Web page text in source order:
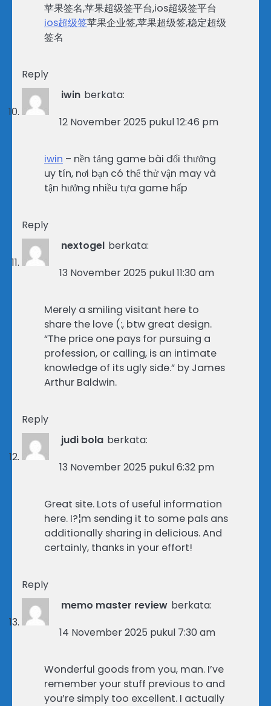
苹果签名,苹果超级签平台,ios超级签平台
ios超级签苹果企业签,苹果超级签,稳定超级
签名
Reply
iwin berkata:
12 November 2025 pukul 12:46 pm
iwin – nền tảng game bài đổi thưởng
uy tín, nơi bạn có thể thử vận may và
tận hưởng nhiều tựa game hấp
Reply
nextogel berkata:
13 November 2025 pukul 11:30 am
Merely a smiling visitant here to
share the love (:, btw great design.
“The price one pays for pursuing a
profession, or calling, is an intimate
knowledge of its ugly side.” by James
Arthur Baldwin.
Reply
judi bola berkata:
13 November 2025 pukul 6:32 pm
Great site. Lots of useful information
here. I?¦m sending it to some pals ans
additionally sharing in delicious. And
certainly, thanks in your effort!
Reply
memo master review berkata:
14 November 2025 pukul 7:30 am
Wonderful goods from you, man. I’ve
remember your stuff previous to and
you’re simply too excellent. I actually